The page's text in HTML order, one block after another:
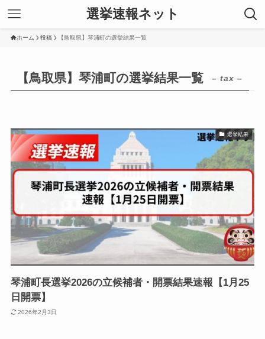
選挙速報ネット
ホーム 投稿 【鳥取県】琴浦町の選挙結果一覧
【鳥取県】琴浦町の選挙結果一覧 – tax –
選挙結果
琴浦町長選挙2026の立候補者・開票結果速報【1月25
日開票】
2026年2月3日